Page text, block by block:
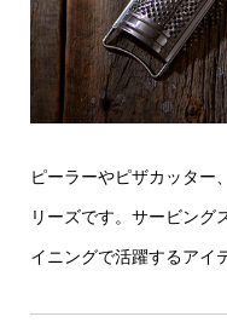
ピーラーやピザカッター
リーズです。サービング
イニングで活躍するアイ